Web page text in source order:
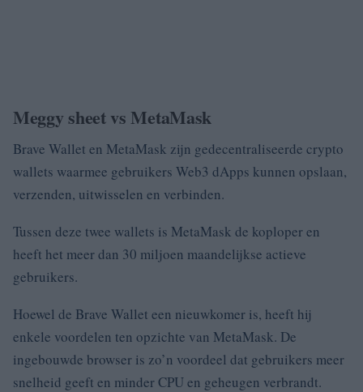
Meggy sheet vs MetaMask
Brave Wallet en MetaMask zijn gedecentraliseerde crypto
wallets waarmee gebruikers Web3 dApps kunnen opslaan,
verzenden, uitwisselen en verbinden.
Tussen deze twee wallets is MetaMask de koploper en
heeft het meer dan 30 miljoen maandelijkse actieve
gebruikers.
Hoewel de Brave Wallet een nieuwkomer is, heeft hij
enkele voordelen ten opzichte van MetaMask. De
ingebouwde browser is zo’n voordeel dat gebruikers meer
snelheid geeft en minder CPU en geheugen verbrandt.